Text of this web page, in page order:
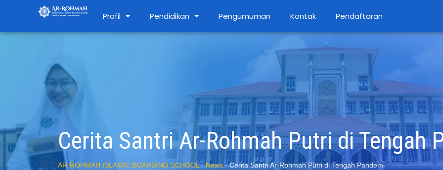
Profil Pendidikan Pengumuman Kontak Pendaftaran
Cerita Santri Ar-Rohmah Putri di Tengah
AR-ROHMAH ISLAMIC BOARDING SCHOOL-News-Cerita Santri Ar-Rohmah Putri di Tengah Pandemi